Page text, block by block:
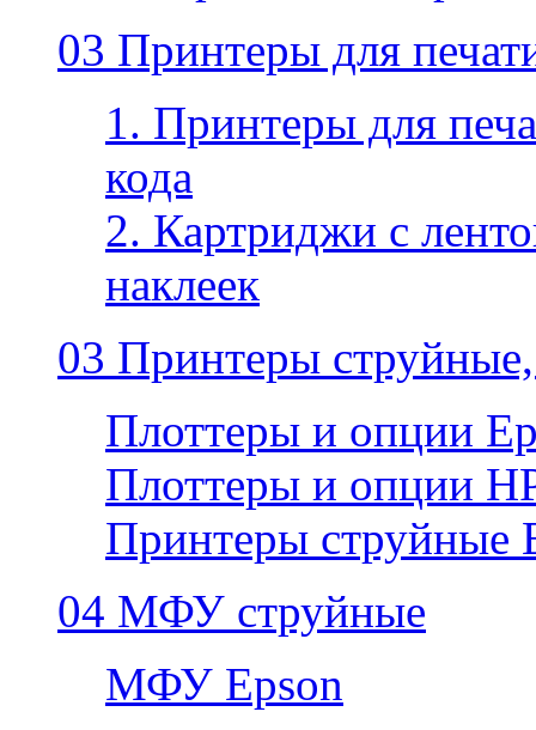
03 Принтеры для
1. Принтеры для
кода
2. Картриджи с
наклеек
03 Принтеры
Плоттеры и опции
Плоттеры и опции
Принтеры струйные
04 МФУ струйные
МФУ Epson